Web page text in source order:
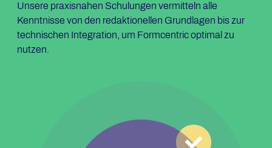
Unsere praxisnahen Schulungen vermitteln alle
Kenntnisse von den redaktionellen Grundlagen bis zur
technischen Integration, um Formcentric optimal zu
nutzen.